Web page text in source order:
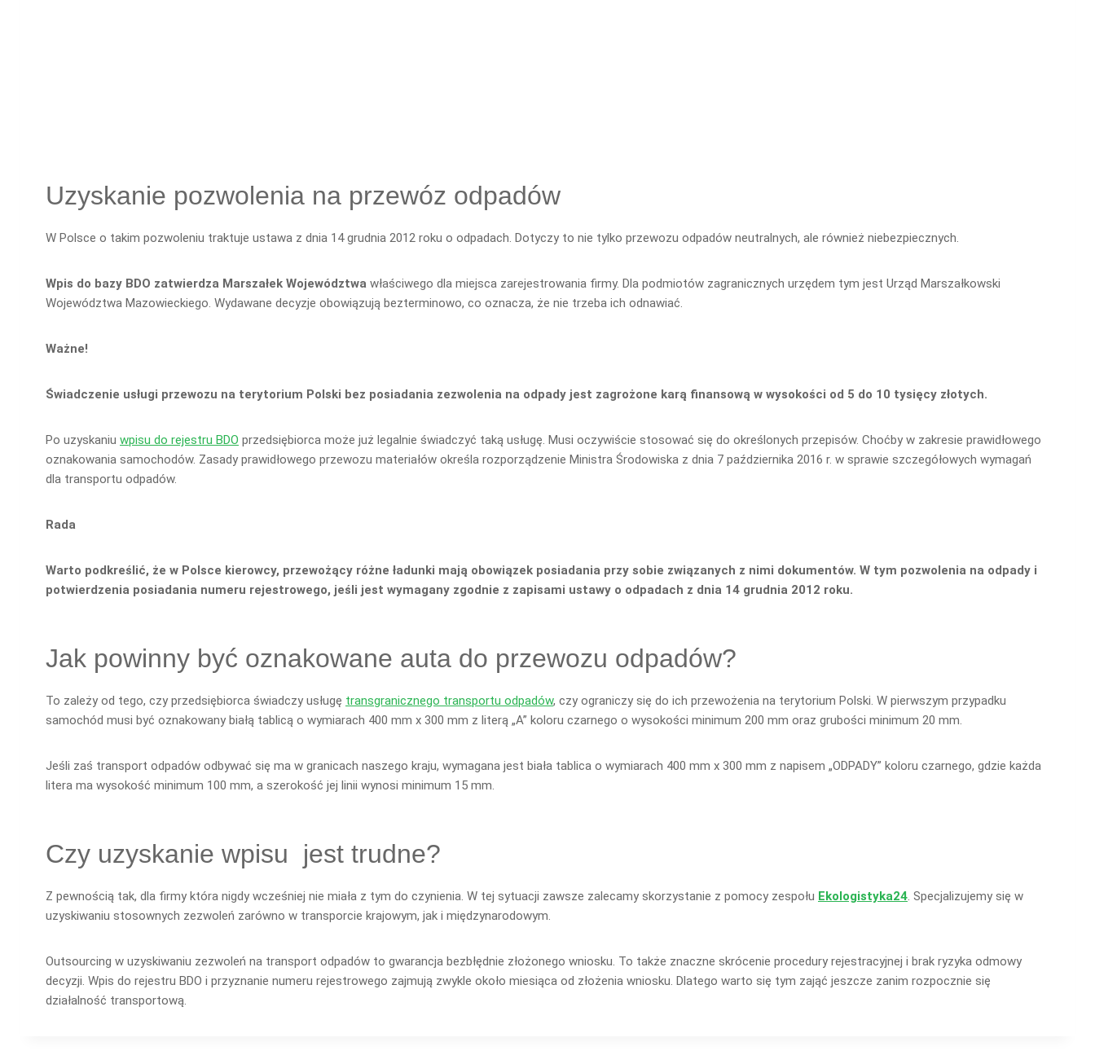
Uzyskanie pozwolenia na przewóz odpadów
W Polsce o takim pozwoleniu traktuje ustawa z dnia 14 grudnia 2012 roku o odpadach. Dotyczy to nie tylko przewozu odpadów neutralnych, ale również niebezpiecznych.
Wpis do bazy BDO zatwierdza Marszałek Województwa właściwego dla miejsca zarejestrowania firmy. Dla podmiotów zagranicznych urzędem tym jest Urząd Marszałkowski
Województwa Mazowieckiego. Wydawane decyzje obowiązują bezterminowo, co oznacza, że nie trzeba ich odnawiać.
Ważne!
Świadczenie usługi przewozu na terytorium Polski bez posiadania zezwolenia na odpady jest zagrożone karą finansową w wysokości od 5 do 10 tysięcy złotych.
Po uzyskaniu wpisu do rejestru BDO przedsiębiorca może już legalnie świadczyć taką usługę. Musi oczywiście stosować się do określonych przepisów. Choćby w zakresie prawidłowego
oznakowania samochodów. Zasady prawidłowego przewozu materiałów określa rozporządzenie Ministra Środowiska z dnia 7 października 2016 r. w sprawie szczegółowych wymagań
dla transportu odpadów.
Rada
Warto podkreślić, że w Polsce kierowcy, przewożący różne ładunki mają obowiązek posiadania przy sobie związanych z nimi dokumentów. W tym pozwolenia na odpady i
potwierdzenia posiadania numeru rejestrowego, jeśli jest wymagany zgodnie z zapisami ustawy o odpadach z dnia 14 grudnia 2012 roku.
Jak powinny być oznakowane auta do przewozu odpadów?
To zależy od tego, czy przedsiębiorca świadczy usługę transgranicznego transportu odpadów, czy ograniczy się do ich przewożenia na terytorium Polski. W pierwszym przypadku
samochód musi być oznakowany białą tablicą o wymiarach 400 mm x 300 mm z literą „A” koloru czarnego o wysokości minimum 200 mm oraz grubości minimum 20 mm.
Jeśli zaś transport odpadów odbywać się ma w granicach naszego kraju, wymagana jest biała tablica o wymiarach 400 mm x 300 mm z napisem „ODPADY” koloru czarnego, gdzie każda
litera ma wysokość minimum 100 mm, a szerokość jej linii wynosi minimum 15 mm.
Czy uzyskanie wpisu jest trudne?
Z pewnością tak, dla firmy która nigdy wcześniej nie miała z tym do czynienia. W tej sytuacji zawsze zalecamy skorzystanie z pomocy zespołu Ekologistyka24. Specjalizujemy się w
uzyskiwaniu stosownych zezwoleń zarówno w transporcie krajowym, jak i międzynarodowym.
Outsourcing w uzyskiwaniu zezwoleń na transport odpadów to gwarancja bezbłędnie złożonego wniosku. To także znaczne skrócenie procedury rejestracyjnej i brak ryzyka odmowy
decyzji. Wpis do rejestru BDO i przyznanie numeru rejestrowego zajmują zwykle około miesiąca od złożenia wniosku. Dlatego warto się tym zająć jeszcze zanim rozpocznie się
działalność transportową.